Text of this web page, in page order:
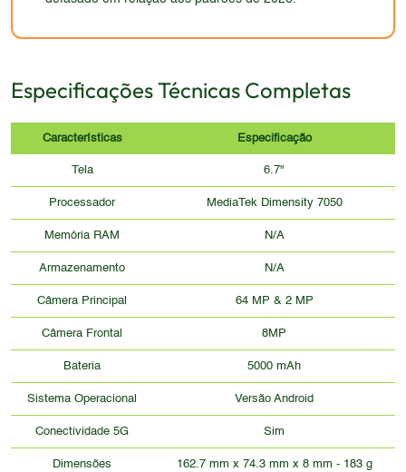
Especificações Técnicas Completas
Características Especificação
Tela 6.7"
Processador MediaTek Dimensity 7050
Memória RAM N/A
Armazenamento N/A
Câmera Principal 64 MP & 2 MP
Câmera Frontal 8MP
Bateria 5000 mAh
Sistema Operacional Versão Android
Conectividade 5G Sim
Dimensões 162.7 mm x 74.3 mm x 8 mm - 183 g